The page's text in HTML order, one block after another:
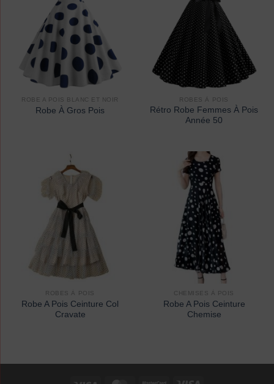
ROBE A POIS BLANC ET NOIR
Robe À Gros Pois
ROBES À POIS
Rétro Robe Femmes À Pois
Année 50
ROBES À POIS
Robe A Pois Ceinture Col
Cravate
CHEMISES À POIS
Robe A Pois Ceinture
Chemise